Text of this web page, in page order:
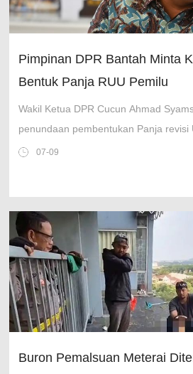
Pimpinan DPR Bantah Minta
Bentuk Panja RUU Pemilu
Wakil Ketua DPR Cucun Ahmad
penundaan pembentukan Panja revisi
dengan klaim Ketua Komisi II
07-09
Buron Pemalsuan Meterai